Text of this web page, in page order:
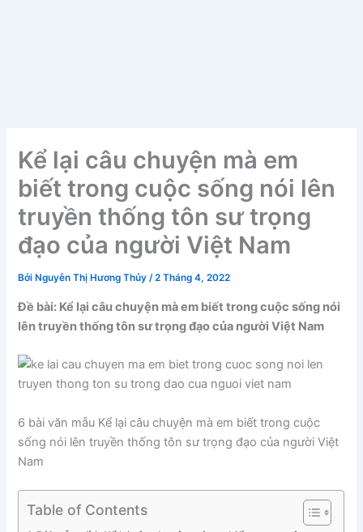
Kể lại câu chuyện mà em
biết trong cuộc sống nói lên
truyền thống tôn sư trọng
đạo của người Việt Nam
Bởi Nguyễn Thị Hương Thủy/2 Tháng 4, 2022
Đề bài: Kể lại câu chuyện mà em biết trong cuộc sống nói
lên truyền thống tôn sư trọng đạo của người Việt Nam
6 bài văn mẫu Kể lại câu chuyện mà em biết trong cuộc
sống nói lên truyền thống tôn sư trọng đạo của người Việt
Nam
Table of Contents